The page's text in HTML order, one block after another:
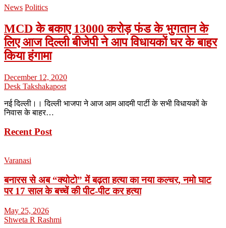
News Politics
MCD के बकाए 13000 करोड़ फंड के भुगतान के
लिए आज दिल्ली बीजेपी ने आप विधायकों घर के बाहर
किया हंगामा
December 12, 2020
Desk Takshakapost
नई दिल्ली।। दिल्ली भाजपा ने आज आम आदमी पार्टी के सभी विधायकों के
निवास के बाहर…
Recent Post
Varanasi
बनारस से अब “क्योटो” में बढ़ता हत्या का नया कल्चर, नमो घाट
पर 17 साल के बच्चें की पीट-पीट कर हत्या
May 25, 2026
Shweta R Rashmi